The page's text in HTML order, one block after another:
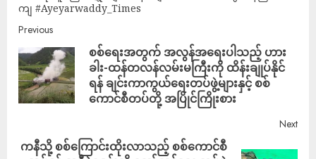
ကျ #Ayeyarwaddy_Times
Previous
စစ်ရေးအတွက် အလွန်အရေးပါသည့် ဟား
ခါး-ထန်တလန်လမ်းမကြီးကို ထိန်းချုပ်နိုင်
ရန် ချင်းကာကွယ်ရေးတပ်ဖွဲ့များနှင့် စစ်
ကောင်စီတပ်တို့ အပြိုင်ကြိုးစား
Next
ကနီသို့ စစ်ကြောင်းထိုးလာသည့် စစ်ကောင်စီ